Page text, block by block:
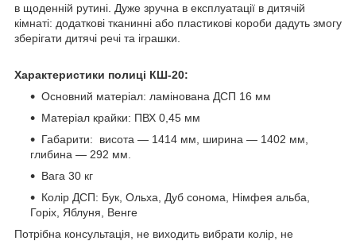
в щоденній рутині. Дуже зручна в експлуатації в дитячій
кімнаті: додаткові тканинні або пластикові короби дадуть змогу
зберігати дитячі речі та іграшки.
Характеристики полиці КШ-20:
Основний матеріал: ламінована ДСП 16 мм
Матеріал крайки: ПВХ 0,45 мм
Габарити: висота — 1414 мм, ширина — 1402 мм,
глибина — 292 мм.
Вага 30 кг
Колір ДСП: Бук, Ольха, Дуб сонома, Німфея альба,
Горіх, Яблуня, Венге
Потрібна консультація, не виходить вибрати колір, не